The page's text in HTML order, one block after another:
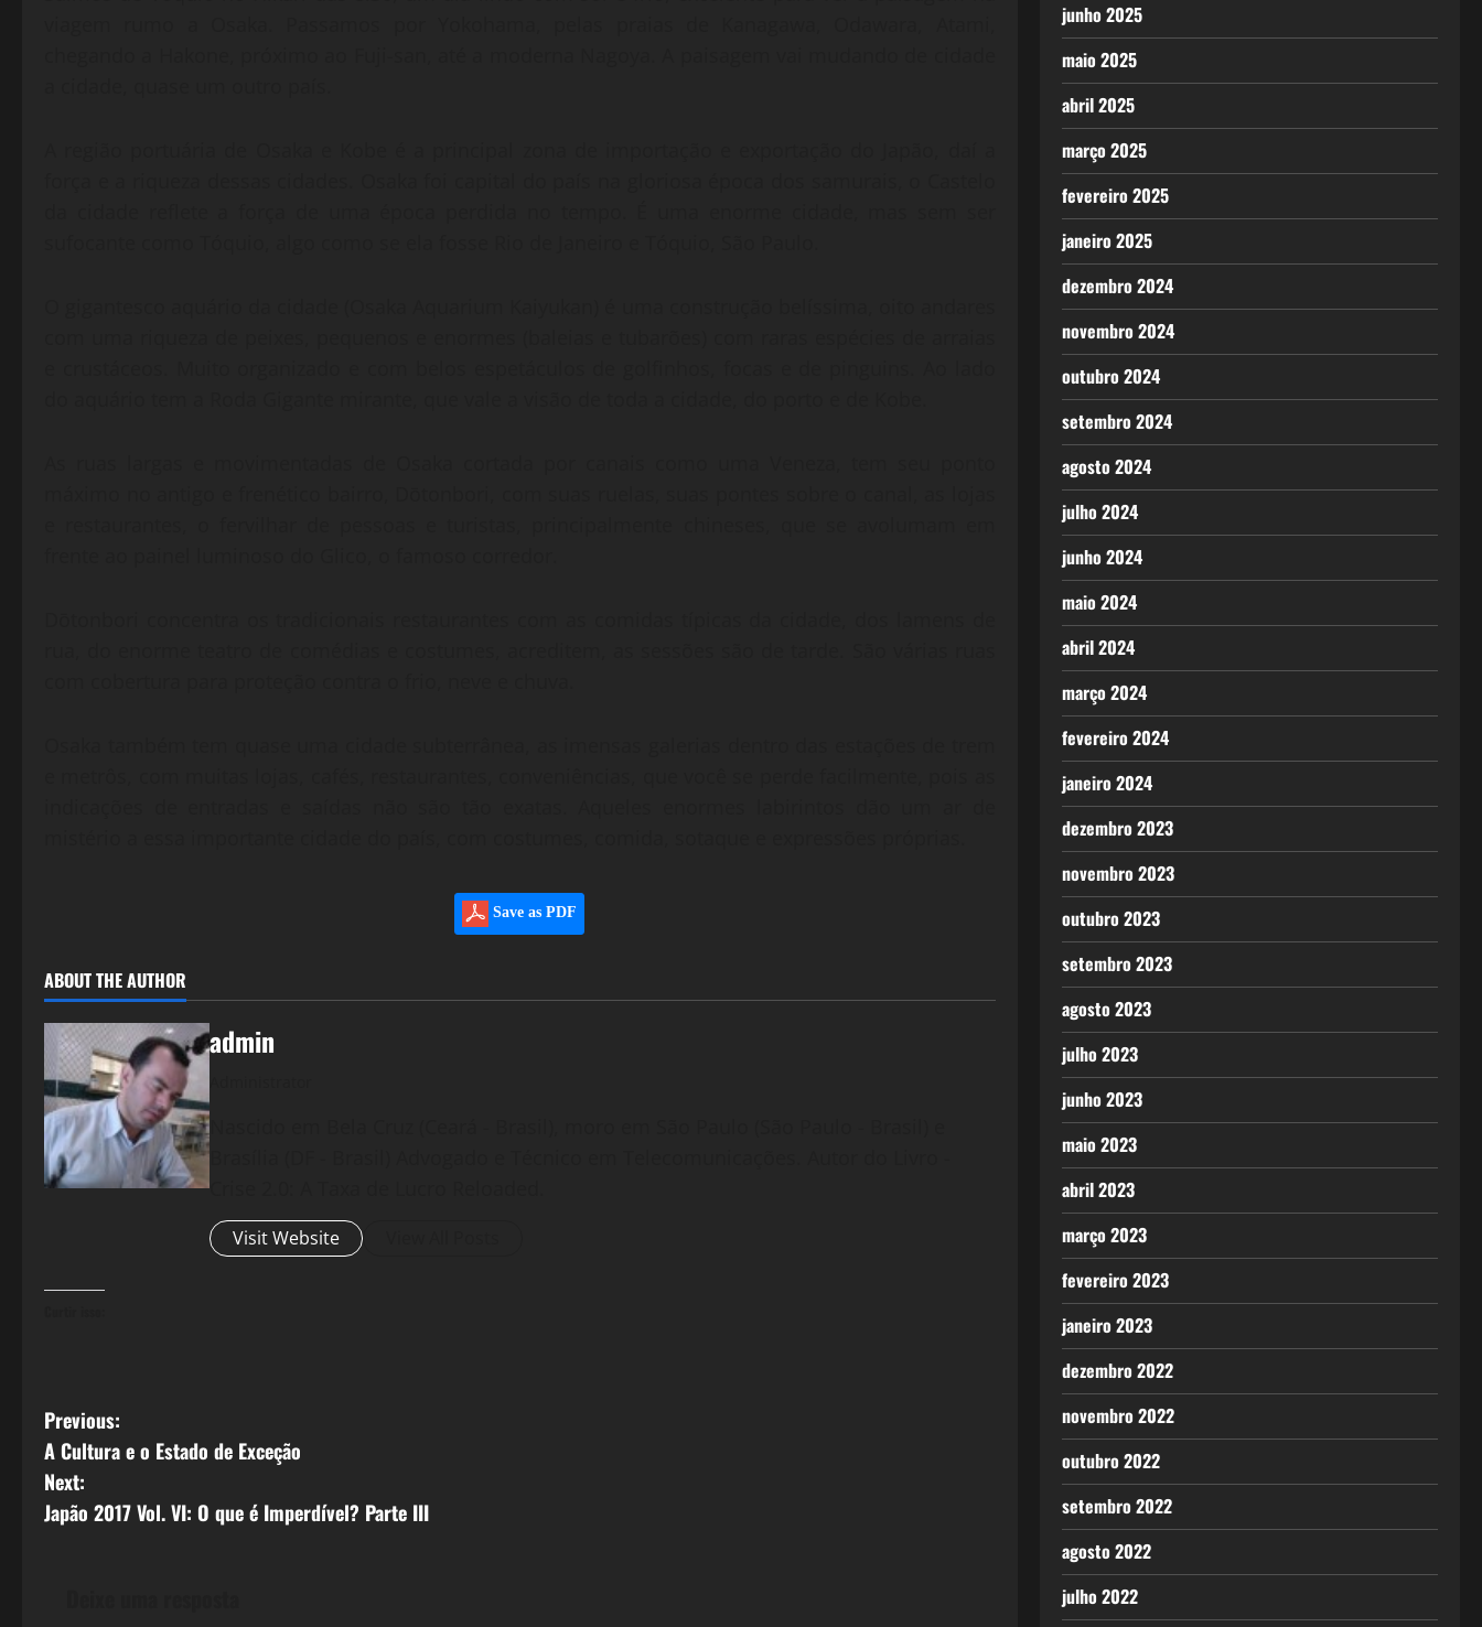
Save as PDF
ABOUT THE AUTHOR
admin
Visit Website
P
o
s
Previous:
A Cultura e o Estado de Exceção
Next:
Japão 2017 Vol. VI: O que é Imperdível? Parte III
junho 2025
maio 2025
abril 2025
março 2025
fevereiro 2025
janeiro 2025
dezembro 2024
novembro 2024
outubro 2024
setembro 2024
agosto 2024
julho 2024
junho 2024
maio 2024
abril 2024
março 2024
fevereiro 2024
janeiro 2024
dezembro 2023
novembro 2023
outubro 2023
setembro 2023
agosto 2023
julho 2023
junho 2023
maio 2023
abril 2023
março 2023
fevereiro 2023
janeiro 2023
dezembro 2022
novembro 2022
outubro 2022
setembro 2022
agosto 2022
julho 2022